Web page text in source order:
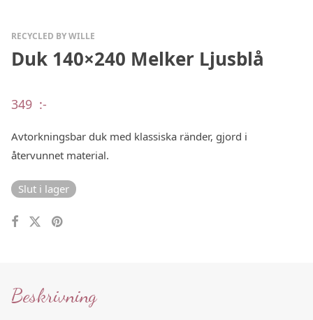
RECYCLED BY WILLE
Duk 140×240 Melker Ljusblå
349 :-
Avtorkningsbar duk med klassiska ränder, gjord i
återvunnet material.
Slut i lager
Beskrivning